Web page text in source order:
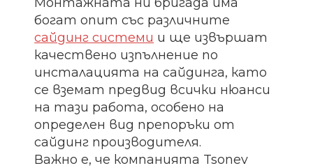
богат опит със различните
сайдинг системи и ще извършат
качествено изпълнение по
инсталацията на сайдинга, като
се вземат предвид всички нюанси
на тази работа, особено на
определен вид препоръки от
сайдинг производителя.
Важно е, че компанията Tsonev